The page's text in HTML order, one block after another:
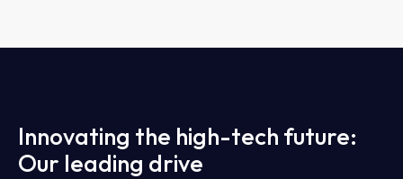
Innovating the high-tech future:
Our leading drive